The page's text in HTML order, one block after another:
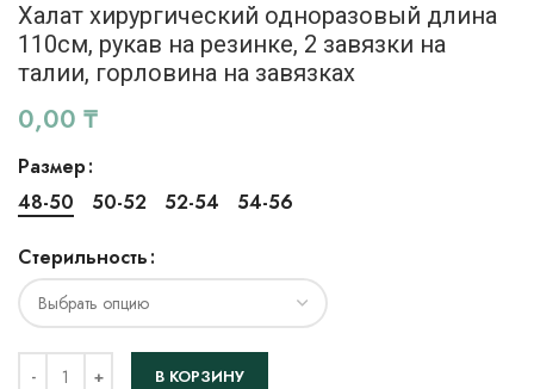
Халат хирургический одноразовый длина
110см, рукав на резинке, 2 завязки на
талии, горловина на завязках
0,00 ₸
Размер
48-50
50-52 52-54
54-56
Стерильность
В КОРЗИНУ